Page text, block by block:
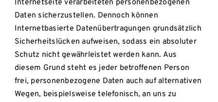
Internetseite verarbeiteten personenbezogenen
Daten sicherzustellen. Dennoch können
Internetbasierte Datenübertragungen grundsätzlich
Sicherheitslücken aufweisen, sodass ein absoluter
Schutz nicht gewährleistet werden kann. Aus
diesem Grund steht es jeder betroffenen Person
frei, personenbezogene Daten auch auf alternativen
Wegen, beispielsweise telefonisch, an uns zu